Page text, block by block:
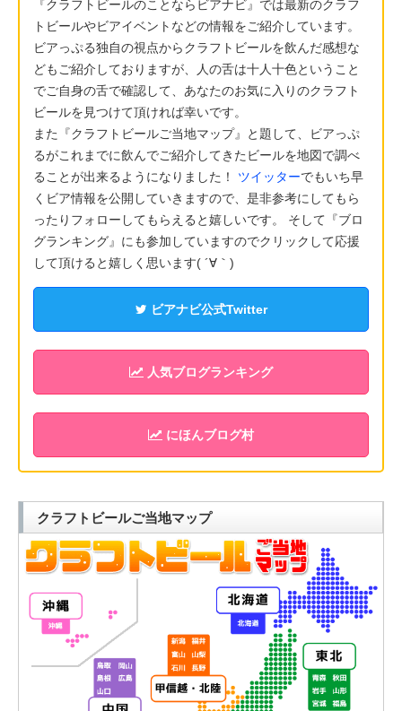
『クラフトビールのことならビアナビ』では最新のクラフ
トビールやビアイベントなどの情報をご紹介しています。
ビアっぷる独自の視点からクラフトビールを飲んだ感想な
どもご紹介しておりますが、人の舌は十人十色ということ
でご自身の舌で確認して、あなたのお気に入りのクラフト
ビールを見つけて頂ければ幸いです。
また『クラフトビールご当地マップ』と題して、ビアっぷ
るがこれまでに飲んでご紹介してきたビールを地図で調べ
ることが出来るようになりました！ ツイッターでもいち早
くビア情報を公開していきますので、是非参考にしてもら
ったりフォローしてもらえると嬉しいです。 そして『ブロ
グランキング』にも参加していますのでクリックして応援
して頂けると嬉しく思います( ´∀｀)
ビアナビ公式Twitter
人気ブログランキング
にほんブログ村
クラフトビールご当地マップ